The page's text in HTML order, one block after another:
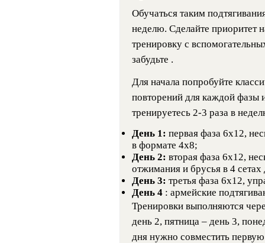
Обучаться таким
неделю. Сделайте приоритет
тренировку с
забудьте .
Для начала попробуйте
повторений для каждой фазы
тренируетесь 2-3 раза в
День 1: первая фаза 6х12,
в формате 4х8;
День 2: вторая фаза 6х12,
отжимания и брусья в 4 сетах
День 3: третья фаза 6х12,
День 4 : армейские
Тренировки выполняются
день 2, пятница – день 3,
дня нужно совместить